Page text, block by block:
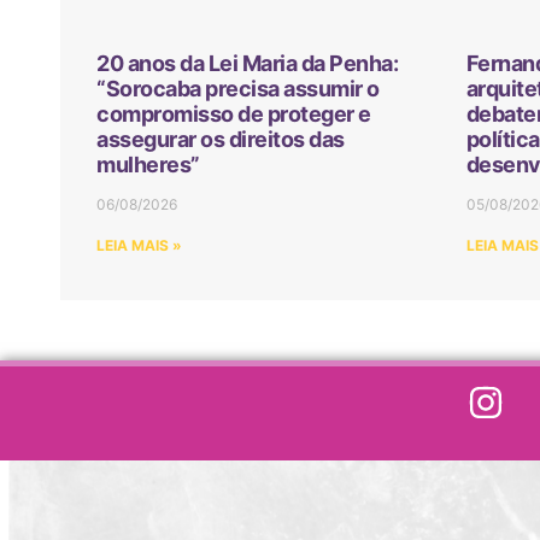
20 anos da Lei Maria da Penha:
“Sorocaba precisa assumir o
compromisso de proteger e
assegurar os direitos das
mulheres”
06/08/2026
LEIA MAIS »
05/08/
LEIA